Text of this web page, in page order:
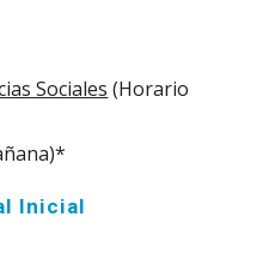
Sociales (Horario
Inicial